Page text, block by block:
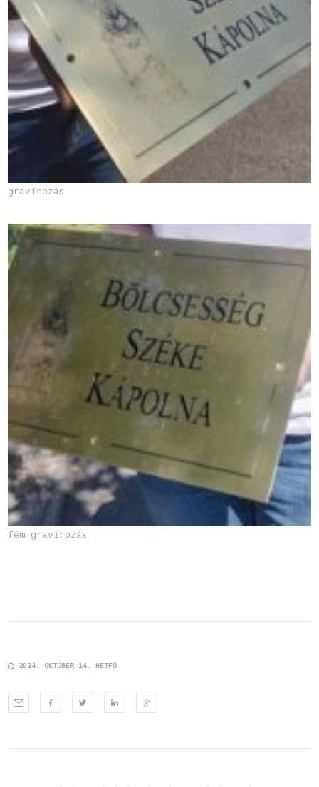
gravírozás
fém gravírozás
2024. OKTÓBER 14. HÉTFŐ